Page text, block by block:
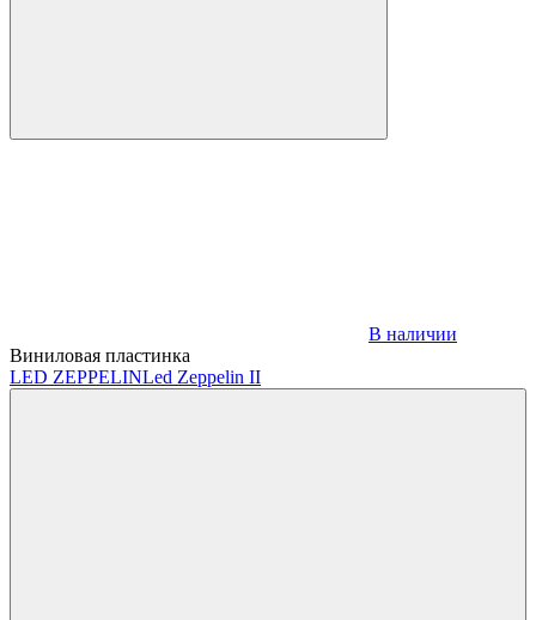
В наличии
Виниловая пластинка
LED ZEPPELINLed Zeppelin II